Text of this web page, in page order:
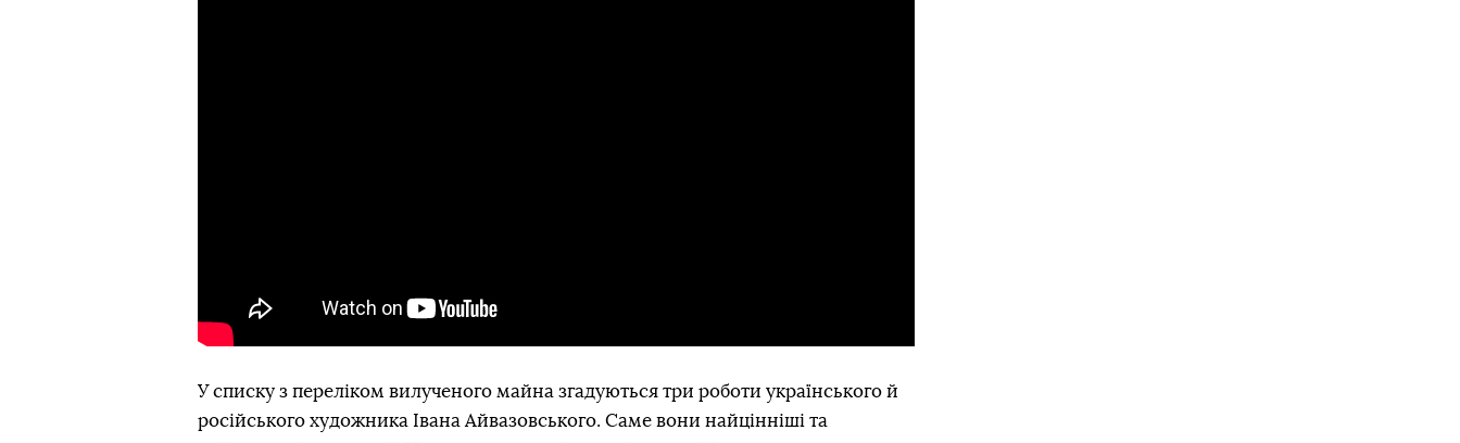
У списку з переліком вилученого майна згадуються три роботи українського й
російського художника Івана Айвазовського. Саме вони найцінніші та